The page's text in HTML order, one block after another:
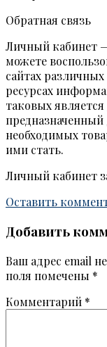
Обратная связь
Личный кабинет
можете
сайтах
ресурсах
таковых является
необходимых
ими стать.
Личный кабинет
Оставить
Добавить
Ваш адрес email
поля помечены *
Комментарий *